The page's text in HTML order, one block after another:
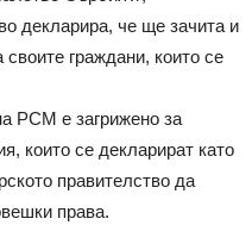
декларира, че ще зачита и
граждани, които се
РСМ е загрижено за
които се декларират като
правителство да
права.